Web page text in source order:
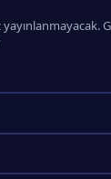
yayınlanmayacak.